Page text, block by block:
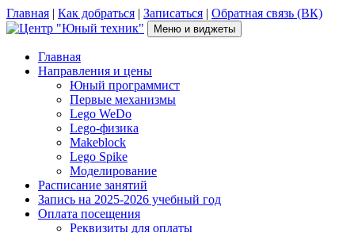
Перейти
к
Главная | Как добраться | Записаться | Обратная связь (ВК)
Центр "Юный техник"
г. Псков, Рижский пр-т, д.16, каб. 210 (2 этаж), +7(953)238-78-92
Меню и виджеты
Главная
Направления и цены
Юный программист
Первые механизмы
Lego WeDo
Lego-физика
Makeblock
Lego Spike
Моделирование
Расписание занятий
Запись на 2025-2026 учебный год
Оплата посещения
Реквизиты для оплаты